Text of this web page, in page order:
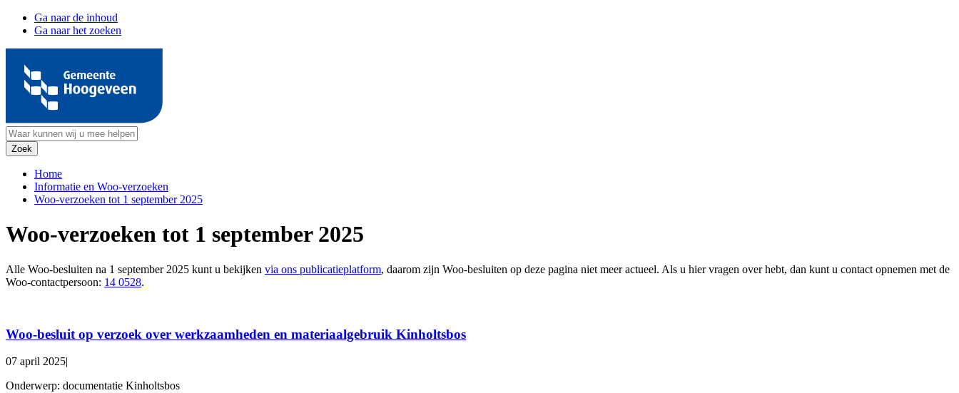
Ga naar de inhoud
Ga naar het zoeken
Home
Informatie en Woo-verzoeken
Woo-verzoeken tot 1 september 2025
Woo-verzoeken tot 1 september 2025
Alle Woo-besluiten na 1 september 2025 kunt u bekijken via ons publicatieplatform, daarom zijn Woo-besluiten op deze pagina niet meer actueel. Als u hier vragen over hebt, dan kunt u contact opnemen met de
Woo-contactpersoon: 14 0528.
Woo-besluit op verzoek over werkzaamheden en materiaalgebruik Kinholtsbos
07 april 2025|
Onderwerp: documentatie Kinholtsbos